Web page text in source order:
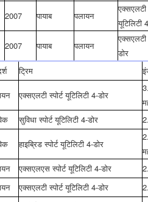
2007
पायाब पलायन
एक्सएलटी
यूटिलिटी
2007
पायाब पलायन
एक्सएलटी
डोर
ट्रिम
एक्सएलटी स्पोर्ट यूटिलिटी 4-डोर
सुविधा स्पोर्ट यूटिलिटी 4-डोर
हाइब्रिड स्पोर्ट यूटिलिटी 4-डोर
एक्सएलएस स्पोर्ट यूटिलिटी 4-डोर
एक्सएलटी स्पोर्ट यूटिलिटी 4-डोर